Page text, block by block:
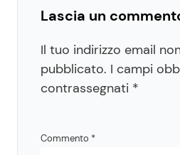
Lascia un
Il tuo indirizzo email
pubblicato. I campi
contrassegnati *
Commento *